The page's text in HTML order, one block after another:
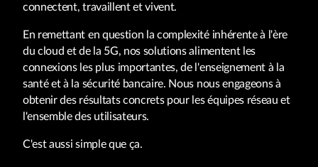
connectent, travaillent et vivent.
En remettant en question la complexité inhérente à l'ère
du cloud et de la 5G, nos solutions alimentent les
connexions les plus importantes, de l'enseignement à la
santé et à la sécurité bancaire. Nous nous engageons à
obtenir des résultats concrets pour les équipes réseau et
l'ensemble des utilisateurs.
C'est aussi simple que ça.